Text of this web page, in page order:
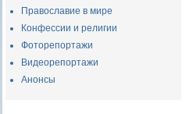
Православие в мире
Конфессии и религии
Фоторепортажи
Видеорепортажи
Анонсы